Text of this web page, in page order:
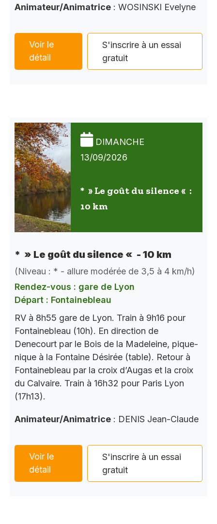
Animateur/Animatrice : WOSINSKI Evelyne
Voir le
détail
S'inscrire à un essai
gratuit
DIMANCHE
13/09/2026
* » Le goût du silence « :
10 km
* » Le goût du silence « - 10 km
(Niveau : * - allure modérée de 3,5 à 4 km/h)
Rendez-vous : gare de Lyon
Départ : Fontainebleau
RV à 8h55 gare de Lyon. Train à 9h16 pour
Fontainebleau (10h). En direction de
Denecourt par le Bois de la Madeleine, pique-
nique à la Fontaine Désirée (table). Retour à
Fontainebleau par la croix d’Augas et la croix
du Calvaire. Train à 16h32 pour Paris Lyon
(17h13).
Animateur/Animatrice : DENIS Jean-Claude
Voir le
détail
S'inscrire à un essai
gratuit